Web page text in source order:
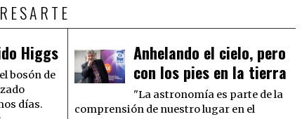
Higgs
bosón de
días.
Anhelando el cielo, pero
con los pies en la tierra
"La astronomía es parte de la
comprensión de nuestro lugar en el